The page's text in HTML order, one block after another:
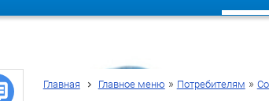
Главная Главное меню » Потребителям »